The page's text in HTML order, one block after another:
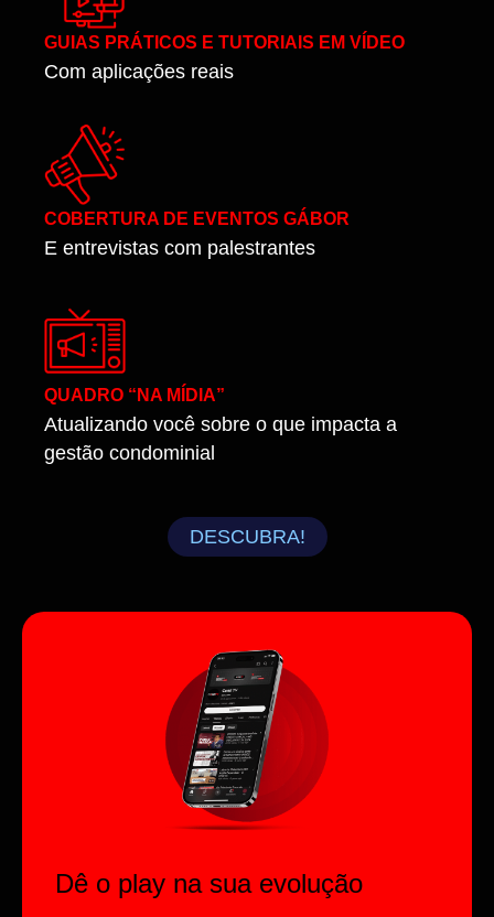
GUIAS PRÁTICOS E TUTORIAIS EM VÍDEO
Com aplicações reais
COBERTURA DE EVENTOS GÁBOR
E entrevistas com palestrantes
QUADRO “NA MÍDIA”
Atualizando você sobre o que impacta a
gestão condominial
DESCUBRA!
Dê o play na sua evolução